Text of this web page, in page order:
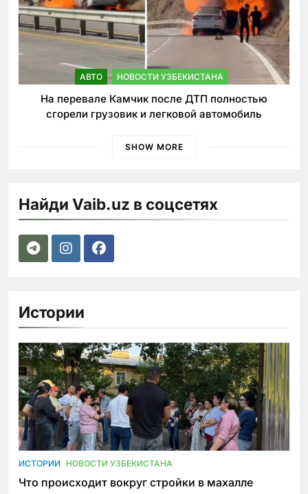
АВТО НОВОСТИ УЗБЕКИСТАНА
На перевале Камчик после ДТП полностью
сгорели грузовик и легковой автомобиль
SHOW MORE
Найди Vaib.uz в соцсетях
Истории
ИСТОРИИ НОВОСТИ УЗБЕКИСТАНА
Что происходит вокруг стройки в махалле